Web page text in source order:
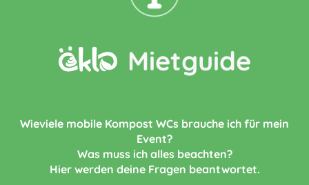
Mietguide
Wieviele mobile Kompost WCs brauche ich für mein
Event?
Was muss ich alles beachten?
Hier werden deine Fragen beantwortet.